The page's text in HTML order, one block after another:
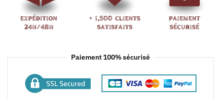
Paiement 100% sécurisé